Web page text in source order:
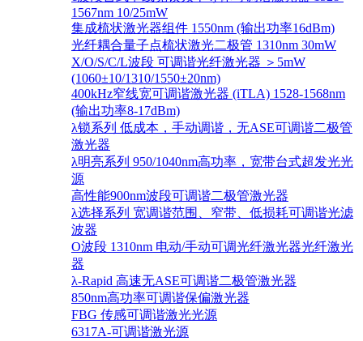
1567nm 10/25mW
集成梳状激光器组件 1550nm (输出功率16dBm)
光纤耦合量子点梳状激光二极管 1310nm 30mW
X/O/S/C/L波段 可调谐光纤激光器 ＞5mW
(1060±10/1310/1550±20nm)
400kHz窄线宽可调谐激光器 (iTLA) 1528-1568nm
(输出功率8-17dBm)
λ锁系列 低成本，手动调谐，无ASE可调谐二极管
激光器
λ明亮系列 950/1040nm高功率，宽带台式超发光光
源
高性能900nm波段可调谐二极管激光器
λ选择系列 宽调谐范围、窄带、低损耗可调谐光滤
波器
O波段 1310nm 电动/手动可调光纤激光器光纤激光
器
λ-Rapid 高速无ASE可调谐二极管激光器
850nm高功率可调谐保偏激光器
FBG 传感可调谐激光光源
6317A-可调谐激光源